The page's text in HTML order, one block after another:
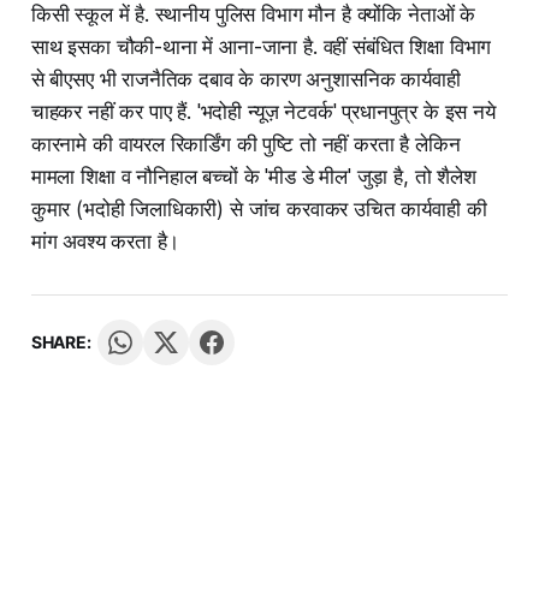
किसी स्कूल में है. स्थानीय पुलिस विभाग मौन है क्योंकि नेताओं के
साथ इसका चौकी-थाना में आना-जाना है. वहीं संबंधित शिक्षा विभाग
से बीएसए भी राजनैतिक दबाव के कारण अनुशासनिक कार्यवाही
चाहकर नहीं कर पाए हैं. 'भदोही न्यूज़ नेटवर्क' प्रधानपुत्र के इस नये
कारनामे की वायरल रिकार्डिंग की पुष्टि तो नहीं करता है लेकिन
मामला शिक्षा व नौनिहाल बच्चों के 'मीड डे मील' जुड़ा है, तो शैलेश
कुमार (भदोही जिलाधिकारी) से जांच करवाकर उचित कार्यवाही की
मांग अवश्य करता है।
SHARE: